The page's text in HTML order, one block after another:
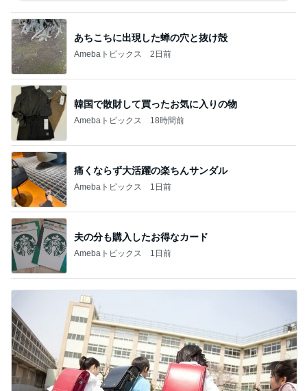
あちこちに出現した蝉の穴と抜け殻
Amebaトピックス 2日前
韓国で散財して買ったお気に入りの物
Amebaトピックス 18時間前
痛くならず大活躍の楽ちんサンダル
Amebaトピックス 1日前
夫の分も購入したお得なカード
Amebaトピックス 1日前